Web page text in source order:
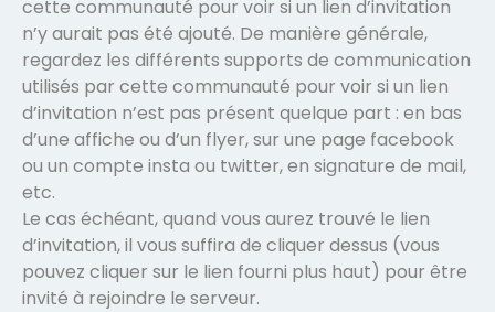
cette communauté pour voir si un lien d’invitation
n’y aurait pas été ajouté. De manière générale,
regardez les différents supports de communication
utilisés par cette communauté pour voir si un lien
d’invitation n’est pas présent quelque part : en bas
d’une affiche ou d’un flyer, sur une page facebook
ou un compte insta ou twitter, en signature de mail,
etc.
Le cas échéant, quand vous aurez trouvé le lien
d’invitation, il vous suffira de cliquer dessus (vous
pouvez cliquer sur le lien fourni plus haut) pour être
invité à rejoindre le serveur.